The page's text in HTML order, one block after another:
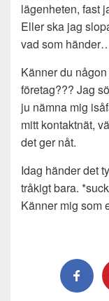
lägenheten, fast
Eller ska jag
vad som
Känner du
företag??? Jag
ju nämna mig
mitt kontaktnät,
det ger nåt.
Idag händer det
tråkigt bara.
Känner mig som